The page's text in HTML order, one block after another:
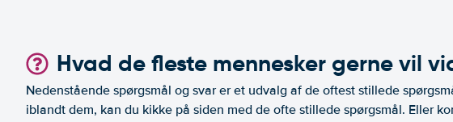
Hvad de fleste mennesker gerne vil
Nedenstående spørgsmål og svar er et udvalg af de oftest stillede
iblandt dem, kan du kikke på siden med de ofte stillede spørgsmål. Eller